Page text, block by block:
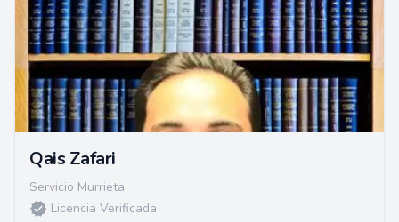
Qais Zafari
Servicio Murrieta
Licencia Verificada